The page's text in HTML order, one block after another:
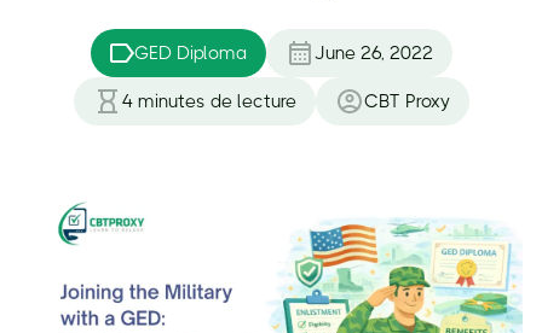
GED Diploma June 26, 2022
4 minutes de lecture CBT Proxy